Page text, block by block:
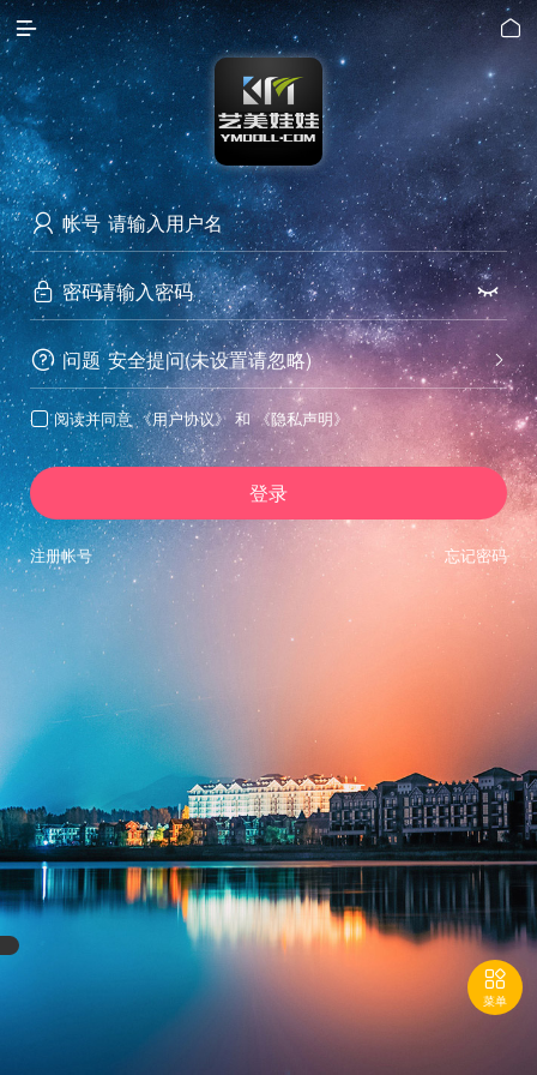
 
 帐号
 密码 
 问题 
安全提问(未设置请忽略)
 阅读并同意 《用户协议》 和 《隐私声明》
登录
忘记密码
注册帐号

菜单